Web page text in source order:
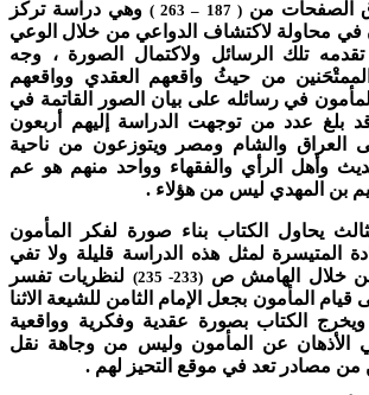
الصفحات من( 187 – 263 )
وهي دراسة تركز
في محاولة لاكتشاف الدواعي من خلال الوعي
تلك الرسائل ولاكتمال الصورة ، وجه
من حيثُ واقعهم العقدي وواقعهم
في رسائله على بيان الصور القاتمة في
بلغ عدد من توجهت الدراسة إليهم أربعون
العراق والشام ومصر ويتوزعون من ناحية
وأهل الرأي والفقهاء وواحد منهم هو عم
بن المهدي ليس من هؤلاء .
يحاول الكتاب بناء صورة لفكر المأمون
المتيسرة لمثل هذه الدراسة قليلة ولا تفي
خلال الهامش ص (233- 235)
لنظريات تفسر
قيام المأمون بجعل الإمام الثامن للشيعة الاثنا
ويخرج الكتاب بصورة عقدية وفكرية وواقعية
الأذهان عن المأمون وليس من وجاهة نقل
مصادر تعد في موقع التحيز لهم .